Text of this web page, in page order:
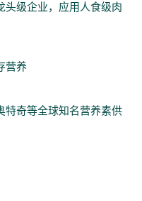
头级企业，应用人食级肉
营养
特奇等全球知名营养素供